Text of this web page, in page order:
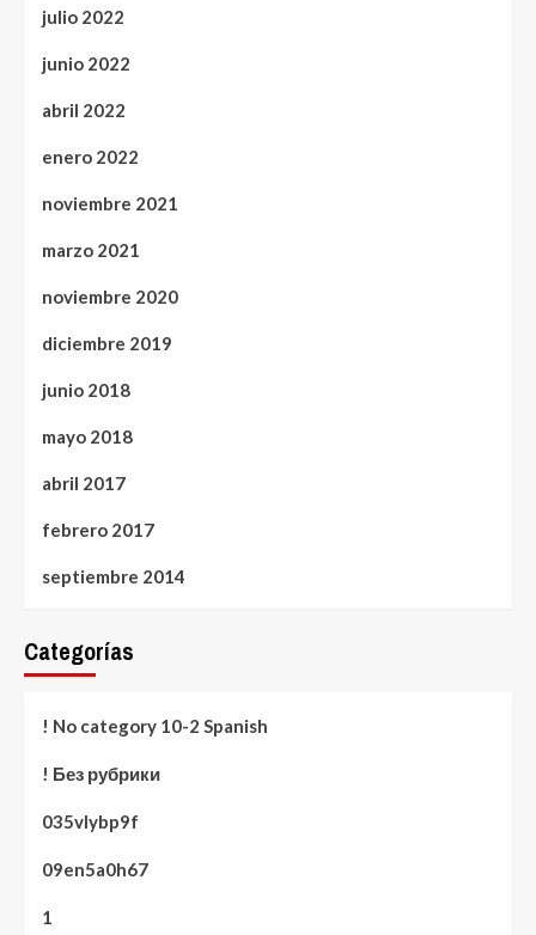
julio 2022
junio 2022
abril 2022
enero 2022
noviembre 2021
marzo 2021
noviembre 2020
diciembre 2019
junio 2018
mayo 2018
abril 2017
febrero 2017
septiembre 2014
Categorías
! No category 10-2 Spanish
! Без рубрики
035vlybp9f
09en5a0h67
1